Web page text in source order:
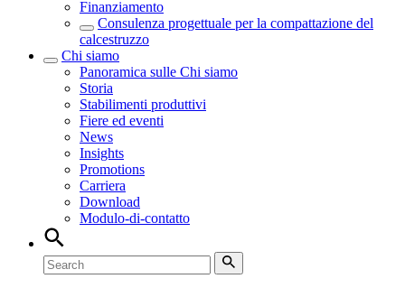
Finanziamento
Consulenza progettuale per la compattazione del
calcestruzzo
Chi siamo
Panoramica sulle Chi siamo
Storia
Stabilimenti produttivi
Fiere ed eventi
News
Insights
Promotions
Carriera
Download
Modulo-di-contatto